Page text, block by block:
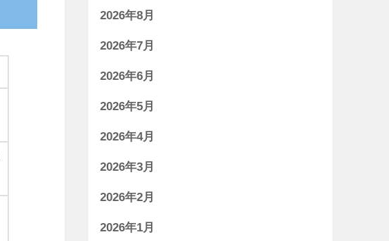
2026年8月
2026年7月
2026年6月
2026年5月
2026年4月
2026年3月
2026年2月
2026年1月